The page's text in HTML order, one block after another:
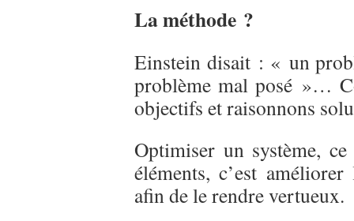
La méthode ?
Einstein disait : « un
problème mal posé »…
objectifs et raisonnons
Optimiser un système,
éléments, c’est
afin de le rendre vertueux.